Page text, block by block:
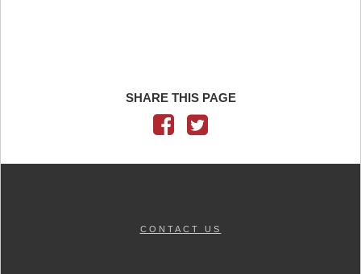
SHARE THIS PAGE
CONTACT US